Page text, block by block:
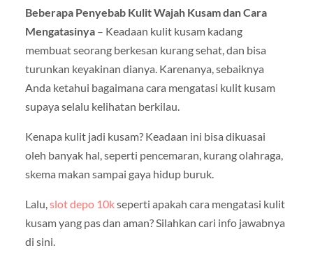
Beberapa Penyebab Kulit Wajah Kusam dan Cara
Mengatasinya– Keadaan kulit kusam kadang
membuat seorang berkesan kurang sehat, dan bisa
turunkan keyakinan dianya. Karenanya, sebaiknya
Anda ketahui bagaimana cara mengatasi kulit kusam
supaya selalu kelihatan berkilau.
Kenapa kulit jadi kusam? Keadaan ini bisa dikuasai
oleh banyak hal, seperti pencemaran, kurang olahraga,
skema makan sampai gaya hidup buruk.
Lalu,slot depo 10kseperti apakah cara mengatasi kulit
kusam yang pas dan aman? Silahkan cari info jawabnya
di sini.